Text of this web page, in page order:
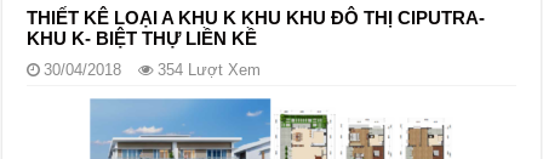
THIẾT KÊ LOẠI A KHU K KHU KHU ĐÔ THỊ CIPUTRA-
KHU K- BIỆT THỰ LIỀN KỀ
30/04/2018 354 Lượt Xem